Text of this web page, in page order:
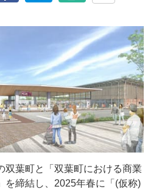
双葉町と「双葉町における商業
を締結し、2025年春に「(仮称)